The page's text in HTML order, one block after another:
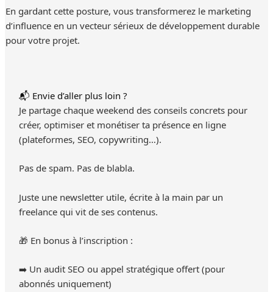
En gardant cette posture, vous transformerez le marketing
d’influence en un vecteur sérieux de développement durable
pour votre projet.
📬 Envie d’aller plus loin ?
Je partage chaque weekend des conseils concrets pour
créer, optimiser et monétiser ta présence en ligne
(plateformes, SEO, copywriting…).
Pas de spam. Pas de blabla.
Juste une newsletter utile, écrite à la main par un
freelance qui vit de ses contenus.
🎁 En bonus à l’inscription :
➡️ Un audit SEO ou appel stratégique offert (pour
abonnés uniquement)